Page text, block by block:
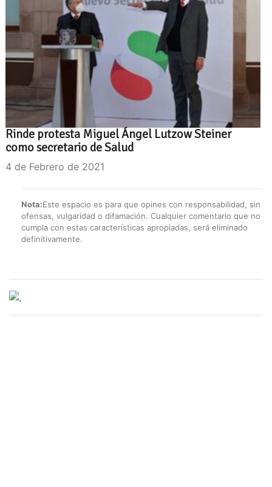
Rinde protesta Miguel Ángel Lutzow Steiner
como secretario de Salud
4 de Febrero de 2021
Nota:Este espacio es para que opines con responsabilidad, sin
ofensas, vulgaridad o difamación. Cualquier comentario que no
cumpla con estas características apropiadas, será eliminado
definitivamente.